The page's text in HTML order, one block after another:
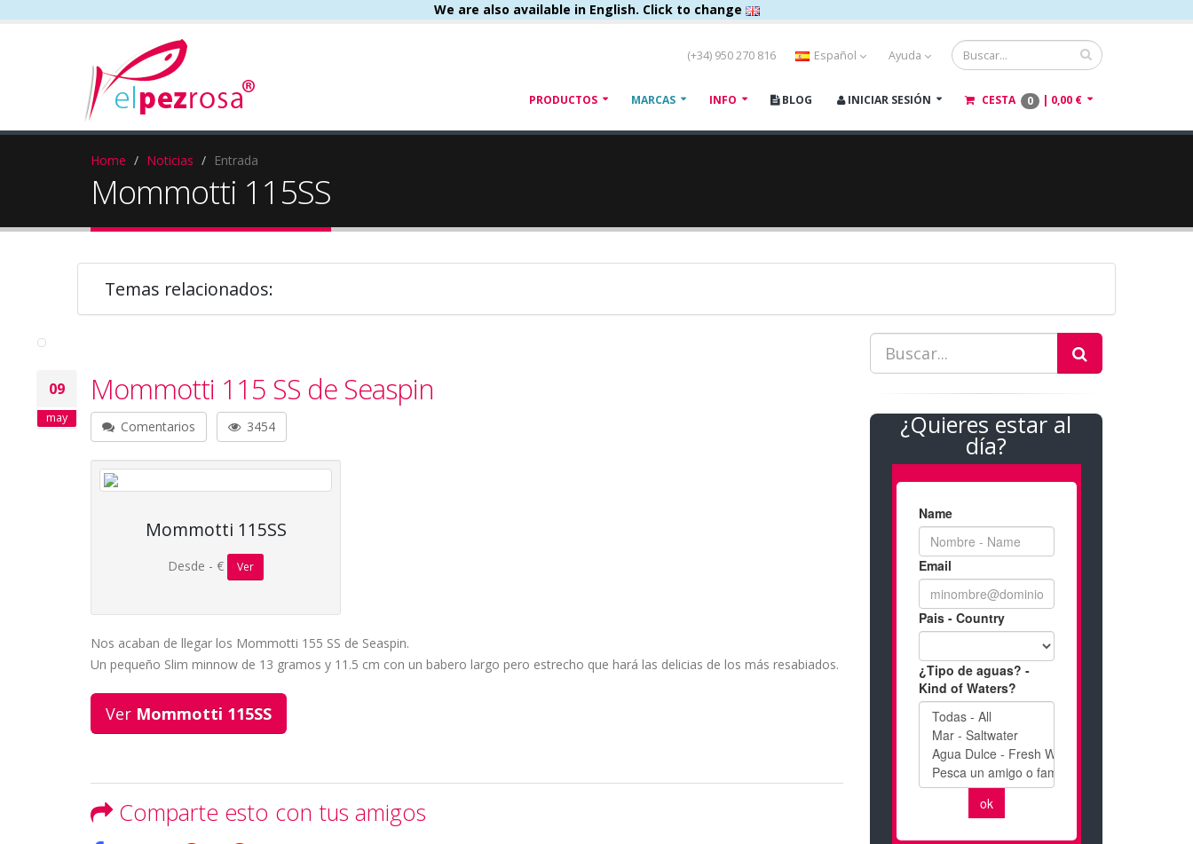
We are also available in English. Click to change
(+34) 950 270 816 Español Ayuda
PRODUCTOS MARCAS INFO BLOG INICIAR SESIÓN CESTA 0 | 0,00 €
Home Noticias Entrada
Mommotti 115SS
Temas relacionados:
09
may
Mommotti 115 SS de Seaspin
Comentarios 3454
Mommotti 115SS
Desde - € Ver
Nos acaban de llegar los Mommotti 155 SS de Seaspin.
Un pequeño Slim minnow de 13 gramos y 11.5 cm con un babero largo pero estrecho que hará las delicias de los más resabiados.
Ver Mommotti 115SS
Comparte esto con tus amigos
¿Quieres estar al
día?